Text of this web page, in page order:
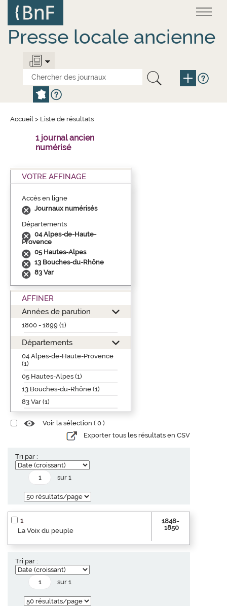
contenu
principal
Presse locale ancienne
Accueil > Liste de résultats
1 journal ancien
numérisé
VOTRE AFFINAGE
Accès en ligne
Journaux numérisés
Départements
04 Alpes-de-Haute-
Provence
05 Hautes-Alpes
13 Bouches-du-Rhône
83 Var
AFFINER
Années de parution
1800 - 1899 (1)
Départements
04 Alpes-de-Haute-Provence
(1)
05 Hautes-Alpes (1)
13 Bouches-du-Rhône (1)
83 Var (1)
Voir la sélection ( 0 )
Exporter tous les résultats en CSV
Tri par :
sur 1
1
La Voix du peuple
1848-
1850
Tri par :
sur 1
Panneau de gestion des cookies